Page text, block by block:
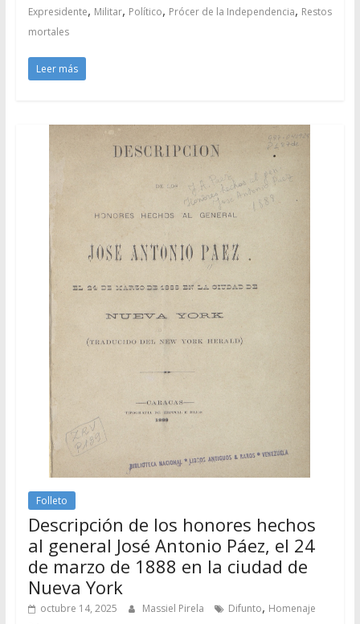
Expresidente, Militar, Político, Prócer de la Independencia, Restos
mortales
Leer más
Folleto
Descripción de los honores hechos
al general José Antonio Páez, el 24
de marzo de 1888 en la ciudad de
Nueva York
octubre 14, 2025 Massiel Pirela Difunto, Homenaje